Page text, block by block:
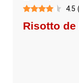
4.5 (
Risotto